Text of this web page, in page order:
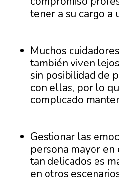
tener a su cargo a
Muchos
también viven
sin posibilidad de
con ellas, por lo
complicado
Gestionar las
persona mayor en
tan delicados es
en otros